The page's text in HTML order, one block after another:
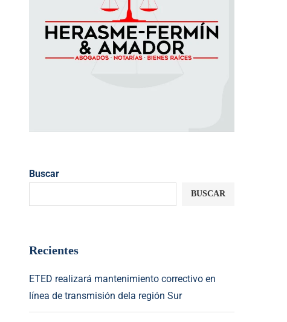
Buscar
BUSCAR
Recientes
ETED realizará mantenimiento correctivo en
línea de transmisión dela región Sur